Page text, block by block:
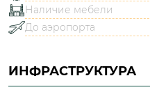
Наличие мебели
До аэропорта
ИНФРАСТРУКТУРА